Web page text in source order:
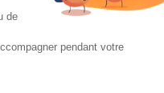
de
pendant votre